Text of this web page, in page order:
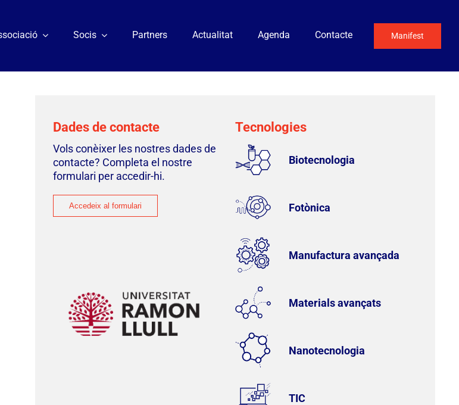
Socis Partners Actualitat Agenda Contacte Manifest
Dades de contacte
Vols conèixer les nostres dades de
contacte? Completa el nostre
formulari per accedir-hi.
Accedeix al formulari
Tecnologies
Biotecnologia
Fotònica
Manufactura avançada
Materials avançats
Nanotecnologia
TIC